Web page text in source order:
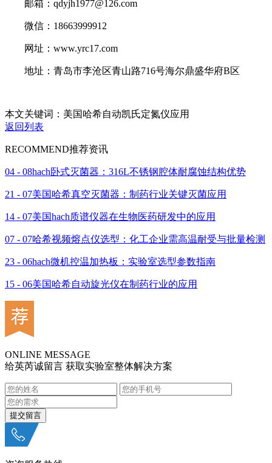
邮箱：qdyjh1977@126.com
微信：18663999912
网址：www.yrc17.com
地址：青岛市李沧区青山路716号海尔鼎盛华府B区
本文关键词：美国哈希自动凯氏定氮仪应用
返回列表
RECOMMEND推荐资讯
04 - 08hach卧式灭菌器：316L不锈钢腔体耐腐蚀结构优势
21 - 07美国哈希真空灭菌器：制药行业关键灭菌应用
14 - 07美国hach质谱仪器在生物医药研发中的应用
07 - 07哈希视频熔点仪选型：化工企业需高温耐受与批量检测
23 - 06hach微机控温加热板：实验室选型参数指南
15 - 06美国哈希自动旋光仪在制药行业的应用
ONLINE MESSAGE
给英芮诚留言 获取实验室整体解决方案